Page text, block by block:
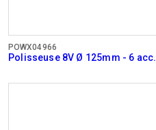
POWX04966
Polisseuse 8V Ø 125mm - 6 acc.